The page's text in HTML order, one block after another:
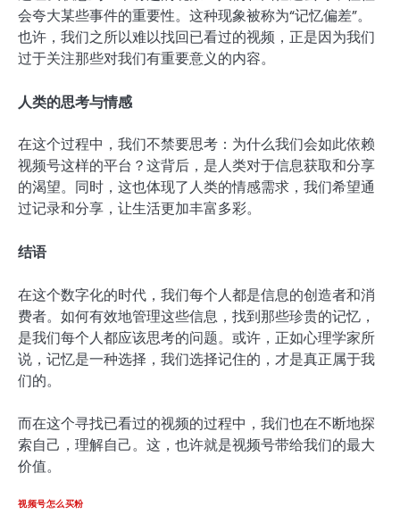
会夸大某些事件的重要性。这种现象被称为“记忆偏差”。
也许，我们之所以难以找回已看过的视频，正是因为我们
过于关注那些对我们有重要意义的内容。
人类的思考与情感
在这个过程中，我们不禁要思考：为什么我们会如此依赖
视频号这样的平台？这背后，是人类对于信息获取和分享
的渴望。同时，这也体现了人类的情感需求，我们希望通
过记录和分享，让生活更加丰富多彩。
结语
在这个数字化的时代，我们每个人都是信息的创造者和消
费者。如何有效地管理这些信息，找到那些珍贵的记忆，
是我们每个人都应该思考的问题。或许，正如心理学家所
说，记忆是一种选择，我们选择记住的，才是真正属于我
们的。
而在这个寻找已看过的视频的过程中，我们也在不断地探
索自己，理解自己。这，也许就是视频号带给我们的最大
价值。
视频号怎么买粉